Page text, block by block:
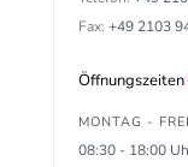
Fax: +49 2103
Öffnungszeiten
MONTAG -
08:30 - 18:00